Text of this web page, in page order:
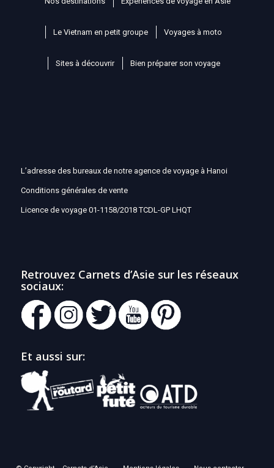
Le Vietnam en petit groupe Voyages à moto
Sites à découvrir Bien préparer son voyage
L’adresse des bureaux de notre agence de voyage à Hanoi
Conditions générales de vente
Licence de voyage 01-1158/2018 TCDL-GP LHQT
Retrouvez Carnets d’Asie sur les réseaux
sociaux:
Et aussi sur: